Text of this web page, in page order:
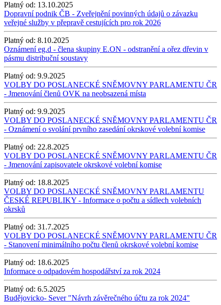
Platný od: 13.10.2025
Dopravní podnik ČB - Zveřejnění povinných údajů o závazku
veřejné služby v přepravě cestujících pro rok 2026
Platný od: 8.10.2025
Oznámení eg.d - člena skupiny E.ON - odstranění a ořez dřevin v
pásmu distribuční soustavy
Platný od: 9.9.2025
VOLBY DO POSLANECKÉ SNĚMOVNY PARLAMENTU ČR
- Jmenování členů OVK na neobsazená místa
Platný od: 9.9.2025
VOLBY DO POSLANECKÉ SNĚMOVNY PARLAMENTU ČR
- Oznámení o svolání prvního zasedání okrskové volební komise
Platný od: 22.8.2025
VOLBY DO POSLANECKÉ SNĚMOVNY PARLAMENTU ČR
- Jmenování zapisovatele okrskové volební komise
Platný od: 18.8.2025
VOLBY DO POSLANECKÉ SNĚMOVNY PARLAMENTU
ČESKÉ REPUBLIKY - Informace o počtu a sídlech volebních
okrsků
Platný od: 31.7.2025
VOLBY DO POSLANECKÉ SNĚMOVNY PARLAMENTU ČR
- Stanovení minimálního počtu členů okrskové volební komise
Platný od: 18.6.2025
Informace o odpadovém hospodářství za rok 2024
Platný od: 6.5.2025
Budějovicko- Sever "Návrh závěrečného účtu za rok 2024"